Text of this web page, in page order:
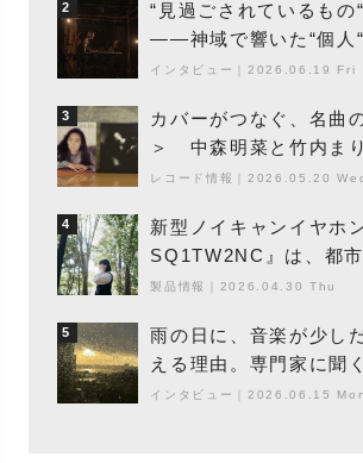
2
“見過ごされているもの
――神域で響いた“個人
丁の『赤城 夜神楽』を
インタビュー 2026.06.19 Fri
3
カバーがつなぐ、名曲
＞ 中森明菜と竹内ま
レコード情報 2026.05.20
4
新型ノイキャンイヤホ
SQ1TW2NC』は、都市
木”になり得るーシンガ
製品情報 2026.04.30 Thu
5
雨の日に、音楽が少し
える理由。専門家に聞
ンドスケープ
インタビュー 2026.06.15 Mon